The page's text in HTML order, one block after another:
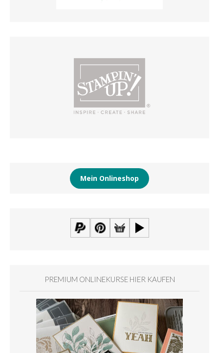
Mein Onlineshop
PREMIUM ONLINEKURSE HIER KAUFEN